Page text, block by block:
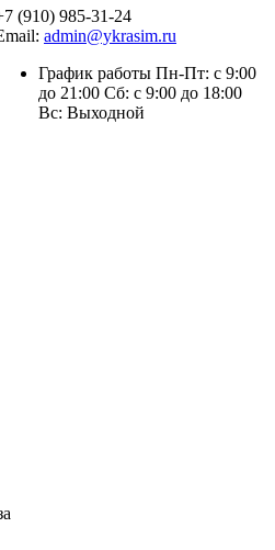
(910) 985-31-24
admin@ykrasim.ru
График работы Пн-Пт: с 9:00
до 21:00 Сб: с 9:00 до 18:00
Вс: Выходной